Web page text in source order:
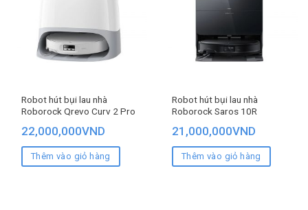
Robot hút bụi lau nhà
Roborock Qrevo Curv 2 Pro
22,000,000VND
Thêm vào giỏ hàng
Robot hút bụi lau nhà
Roborock Saros 10R
21,000,000VND
Thêm vào giỏ hàng